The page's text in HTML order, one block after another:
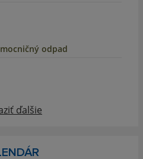
odpad
ďalšie